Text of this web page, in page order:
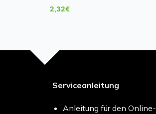
2,32€
Serviceanleitung
Anleitung für den